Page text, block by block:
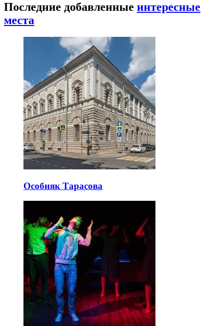
Последние добавленные интересные
места
Особняк Тарасова